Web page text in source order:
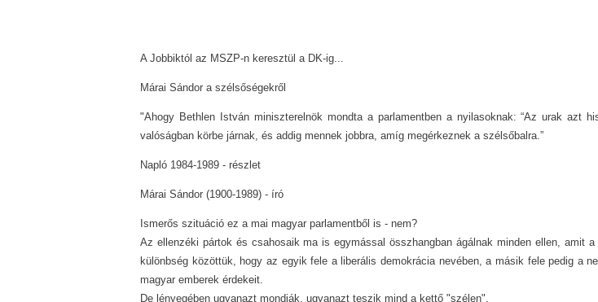
A Jobbiktól az MSZP-n keresztül a DK-ig...
Márai Sándor a szélsőségekről
"Ahogy Bethlen István miniszterelnök mondta a parlamentben a nyilasoknak: “Az urak azt
valóságban körbe járnak, és addig mennek jobbra, amíg megérkeznek a szélsőbalra.”
Napló 1984-1989 - részlet
Márai Sándor (1900-1989) - író
Ismerős szituáció ez a mai magyar parlamentből is - nem?
Az ellenzéki pártok és csahosaik ma is egymással összhangban ágálnak minden ellen, amit
különbség közöttük, hogy az egyik fele a liberális demokrácia nevében, a másik fele pedig a
magyar emberek érdekeit.
De lényegében ugyanazt mondják, ugyanazt teszik mind a kettő "szélen".